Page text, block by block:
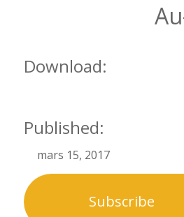
Download:
Published:
mars 15, 2017
Subscribe